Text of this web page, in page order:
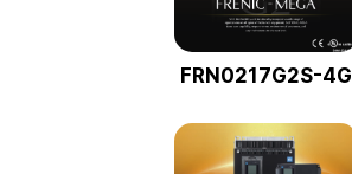
FRN0217G2S-4G